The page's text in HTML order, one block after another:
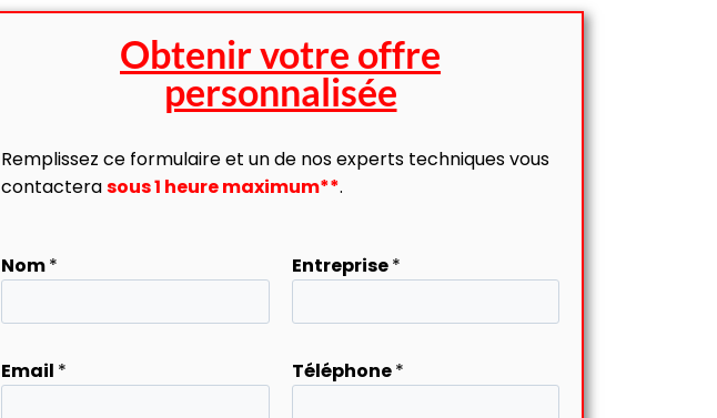
Obtenir votre offre
personnalisée
Remplissez ce formulaire et un de nos experts techniques vous
contacterasous 1 heure maximum**.
Nom* Entreprise*
Email * Téléphone*